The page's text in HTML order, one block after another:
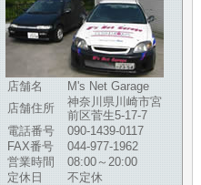
店舗名
M's Net Garage
店舗住所
神奈川県川崎市宮
前区菅生5-17-7
電話番号
090-1439-0117
FAX番号
044-977-1962
営業時間
08:00～20:00
定休日
不定休